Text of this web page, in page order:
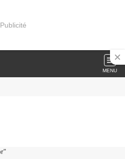
Publicité
MENU